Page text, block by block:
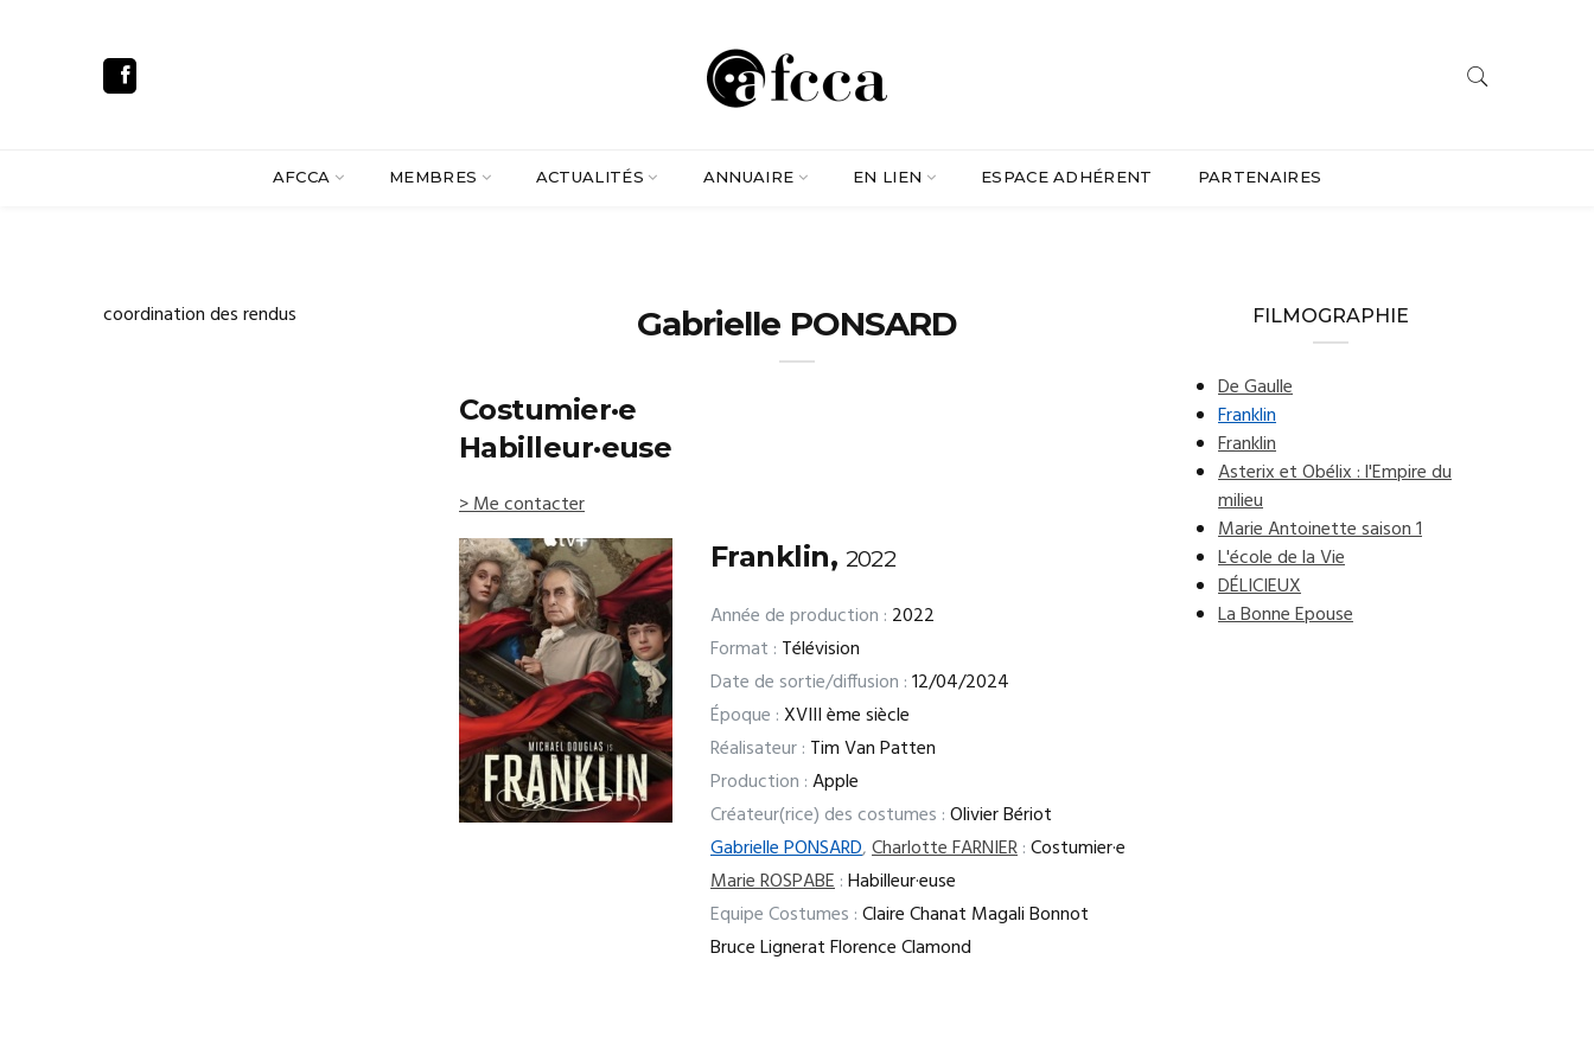
AFCCA MEMBRES ACTUALITÉS ANNUAIRE EN LIEN ESPACE ADHÉRENT PARTENAIRES
Gabrielle PONSARD
Costumier·e
Habilleur·euse
> Me contacter
Franklin, 2022
Année de production : 2022
Format : Télévision
Date de sortie/diffusion :12/04/2024
Époque :XVIII ème siècle
Réalisateur : Tim Van Patten
Production :Apple
Créateur(rice) des costumes :Olivier Bériot
Gabrielle PONSARD,Charlotte FARNIER:Costumier·e
Marie ROSPABE:Habilleur·euse
Equipe Costumes :Claire Chanat Magali Bonnot
Bruce Lignerat Florence Clamond
coordination des rendus FILMOGRAPHIE
De Gaulle
Franklin
Franklin
Asterix et Obélix : l'Empire du
milieu
Marie Antoinette saison 1
L'école de la Vie
DÉLICIEUX
La Bonne Epouse